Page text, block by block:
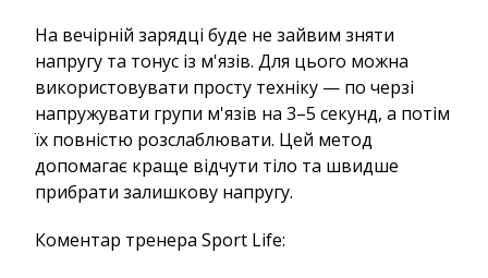
На вечірній зарядці буде не зайвим зняти
напругу та тонус із м'язів. Для цього можна
використовувати просту техніку — по черзі
напружувати групи м'язів на 3–5 секунд, а потім
їх повністю розслаблювати. Цей метод
допомагає краще відчути тіло та швидше
прибрати залишкову напругу.
Коментар тренера Sport Life: